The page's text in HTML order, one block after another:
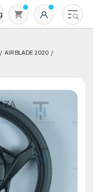
giỏ hàng
AIR BLADE 2020